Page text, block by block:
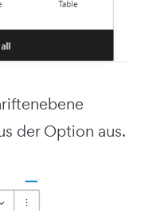
der Option aus.